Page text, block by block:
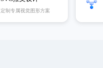
定制专属视觉图形方案